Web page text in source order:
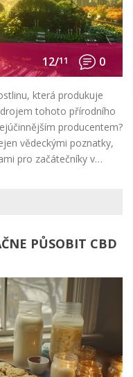
12/11 0
která produkuje
tohoto přírodního
producentem?
vědeckými poznatky,
pro začátečníky v
pro pěstování a
PŮSOBIT CBD